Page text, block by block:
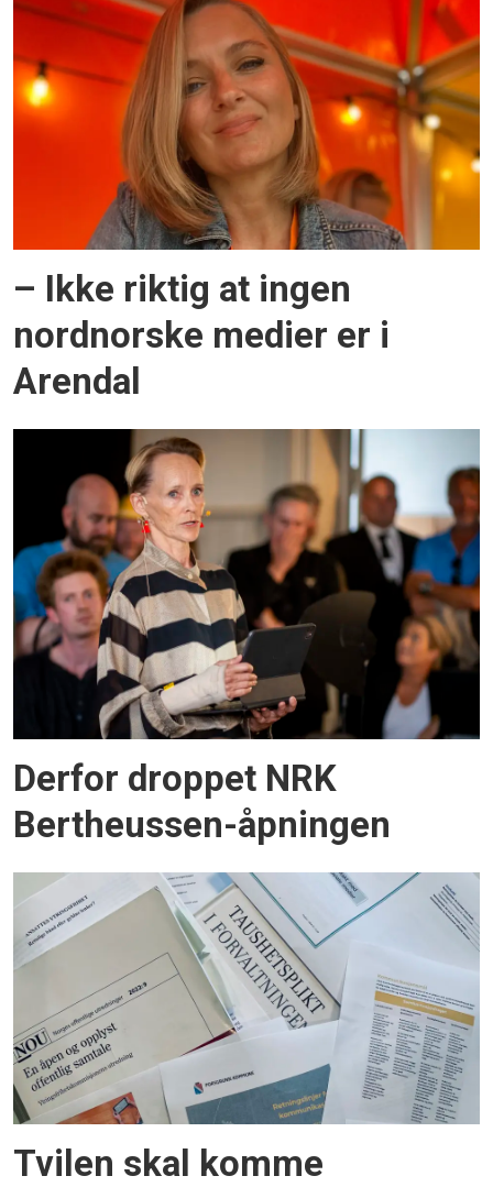
– Ikke riktig at ingen
nordnorske medier er i
Arendal
Derfor droppet NRK
Bertheussen-åpningen
Tvilen skal komme